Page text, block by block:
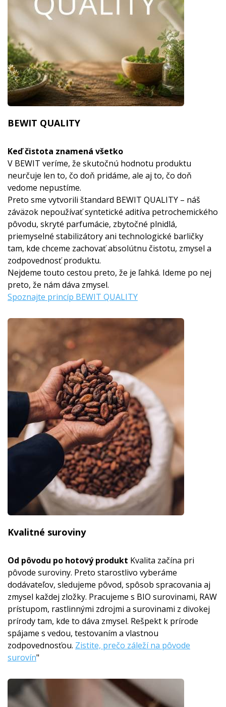
BEWIT QUALITY
Keď čistota znamená všetko
V BEWIT veríme, že skutočnú hodnotu produktu
neurčuje len to, čo doň pridáme, ale aj to, čo doň
vedome nepustíme.
Preto sme vytvorili štandard BEWIT QUALITY – náš
záväzok nepoužívať syntetické aditíva petrochemického
pôvodu, skryté parfumácie, zbytočné plnidlá,
priemyselné stabilizátory ani technologické barličky
tam, kde chceme zachovať absolútnu čistotu, zmysel a
zodpovednosť produktu.
Nejdeme touto cestou preto, že je ľahká. Ideme po nej
preto, že nám dáva zmysel.
Spoznajte princíp BEWIT QUALITY
Kvalitné suroviny
Od pôvodu po hotový produkt Kvalita začína pri
pôvode suroviny. Preto starostlivo vyberáme
dodávateľov, sledujeme pôvod, spôsob spracovania aj
zmysel každej zložky. Pracujeme s BIO surovinami, RAW
prístupom, rastlinnými zdrojmi a surovinami z divokej
prírody tam, kde to dáva zmysel. Rešpekt k prírode
spájame s vedou, testovaním a vlastnou
zodpovednosťou. Zistite, prečo záleží na pôvode
surovín"